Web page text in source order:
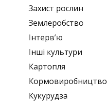
Захист рослин
Землеробство
Інтерв’ю
Інші культури
Картопля
Кормовиробництво
Кукурудза